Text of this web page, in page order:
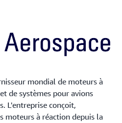
mondial de moteurs à
de systèmes pour avions
L'entreprise conçoit,
moteurs à réaction depuis la